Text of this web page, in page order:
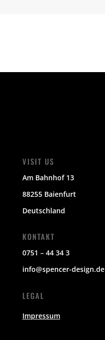
VISIT US
Am Bahnhof 13
88255 Baienfurt
Deutschland
KONTAKT
0751 – 44 34 3
info@spencer-design.de
LEGAL
Impressum